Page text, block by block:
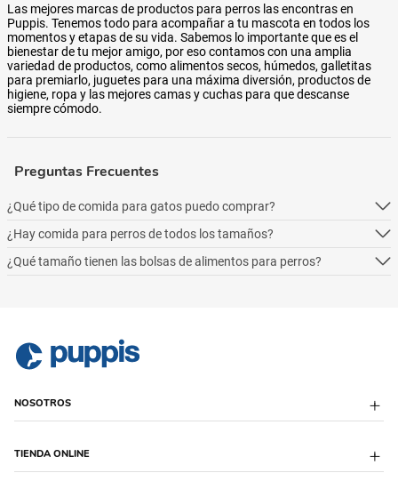
Las mejores marcas de productos para perros las encontras en
Puppis. Tenemos todo para acompañar a tu mascota en todos los
momentos y etapas de su vida. Sabemos lo importante que es el
bienestar de tu mejor amigo, por eso contamos con una amplia
variedad de productos, como alimentos secos, húmedos, galletitas
para premiarlo, juguetes para una máxima diversión, productos de
higiene, ropa y las mejores camas y cuchas para que descanse
siempre cómodo.
Preguntas Frecuentes
¿Qué tipo de comida para gatos puedo comprar?
Podés comprar online 5 tipos: alimento seco para perros, alimento
húmedo, alimento medicado, para necesidades especialesy alimentos
¿Hay comida para perros de todos los tamaños?
Podés comprar online 5 tipos: alimento seco para perros, alimento
¿Qué tamaño tienen las bolsas de alimentos para perros?
NOSOTROS
TIENDA ONLINE